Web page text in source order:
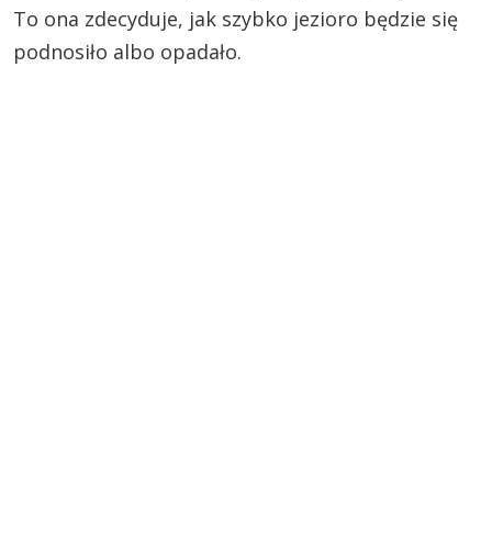
To ona zdecyduje, jak szybko jezioro będzie się
podnosiło albo opadało.